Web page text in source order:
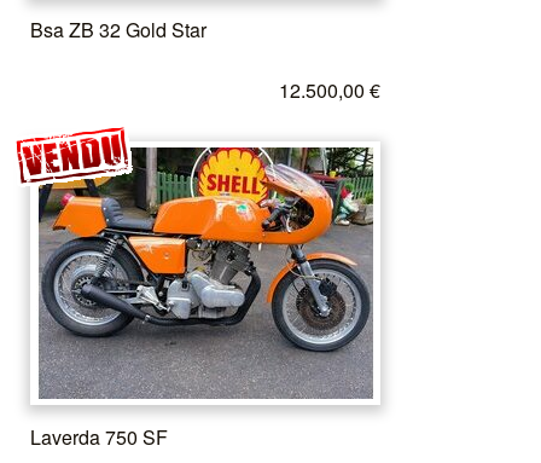
Bsa ZB 32 Gold Star
12.500,00 €
Laverda 750 SF